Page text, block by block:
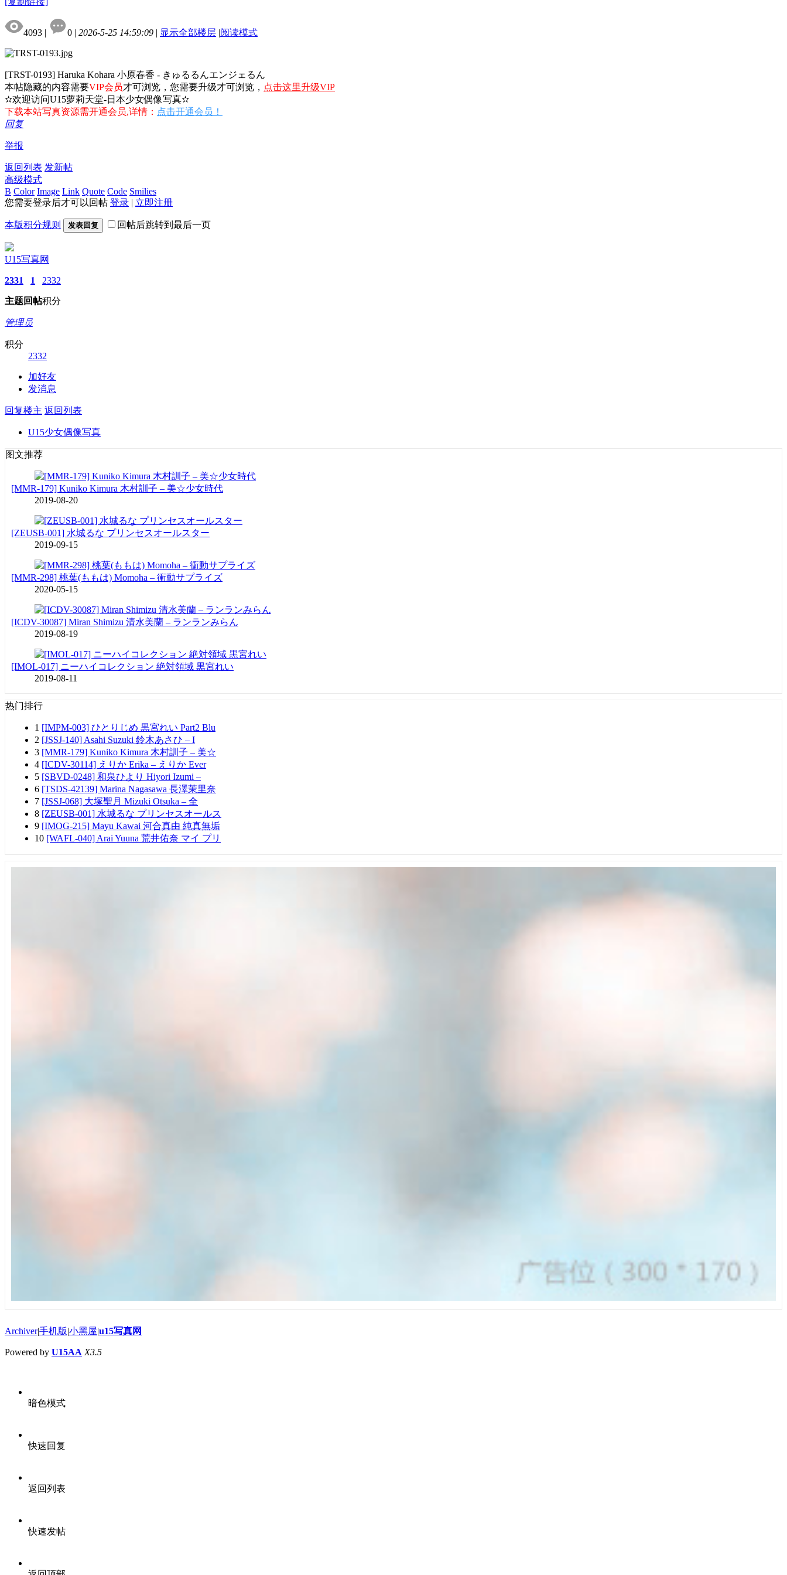
4093 | 0 | 2026-5-25 14:59:09 | 显示全部楼层 |阅读模式
[TRST-0193] Haruka Kohara 小原春香 - きゅるるんエンジェるん
本帖隐藏的内容需要VIP会员才可浏览，您需要升级才可浏览， 点击这里升级VIP
✫欢迎访问U15萝莉天堂-日本少女偶像写真✫
下载本站写真资源需开通会员,详情： 点击开通会员！
回复
举报
返回列表 发新帖
高级模式
B Color Image Link Quote Code Smilies
您需要登录后才可以回帖 登录 | 立即注册
本版积分规则 发表回复 回帖后跳转到最后一页
U15写真网
2331
主题
1
回帖
2332
积分
管理员
积分
2332
加好友
发消息
回复楼主 返回列表
U15少女偶像写真
图文推荐
[MMR-179] Kuniko Kimura 木村訓子 – 美☆少女時代
2019-08-20
[ZEUSB-001] 水城るな プリンセスオールスター
2019-09-15
[MMR-298] 桃葉(ももは) Momoha – 衝動サプライズ
2020-05-15
[ICDV-30087] Miran Shimizu 清水美蘭 – ランランみらん
2019-08-19
[IMOL-017] ニーハイコレクション 絶対領域 黒宮れい
2019-08-11
热门排行
1 [IMPM-003] ひとりじめ 黒宮れい Part2 Blu
2 [JSSJ-140] Asahi Suzuki 鈴木あさひ – I
3 [MMR-179] Kuniko Kimura 木村訓子 – 美☆
4 [ICDV-30114] えりか Erika – えりか Ever
5 [SBVD-0248] 和泉ひより Hiyori Izumi –
6 [TSDS-42139] Marina Nagasawa 長澤茉里奈
7 [JSSJ-068] 大塚聖月 Mizuki Otsuka – 全
8 [ZEUSB-001] 水城るな プリンセスオールス
9 [IMOG-215] Mayu Kawai 河合真由 純真無垢
10 [WAFL-040] Arai Yuuna 荒井佑奈 マイ プリ
Archiver|手机版|小黑屋|u15写真网
Powered by U15AA X3.5
暗色模式
快速回复
返回列表
快速发帖